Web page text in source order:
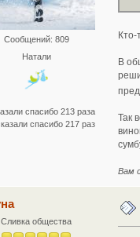
Сообщений: 809
Натали
спасибо 213 раза
спасибо 217 раз
Кто-
В
Так
Вам
Сливка общества